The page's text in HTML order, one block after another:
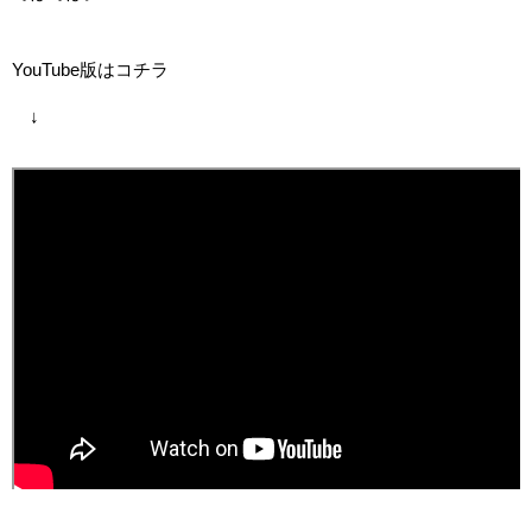
YouTube版はコチラ
↓